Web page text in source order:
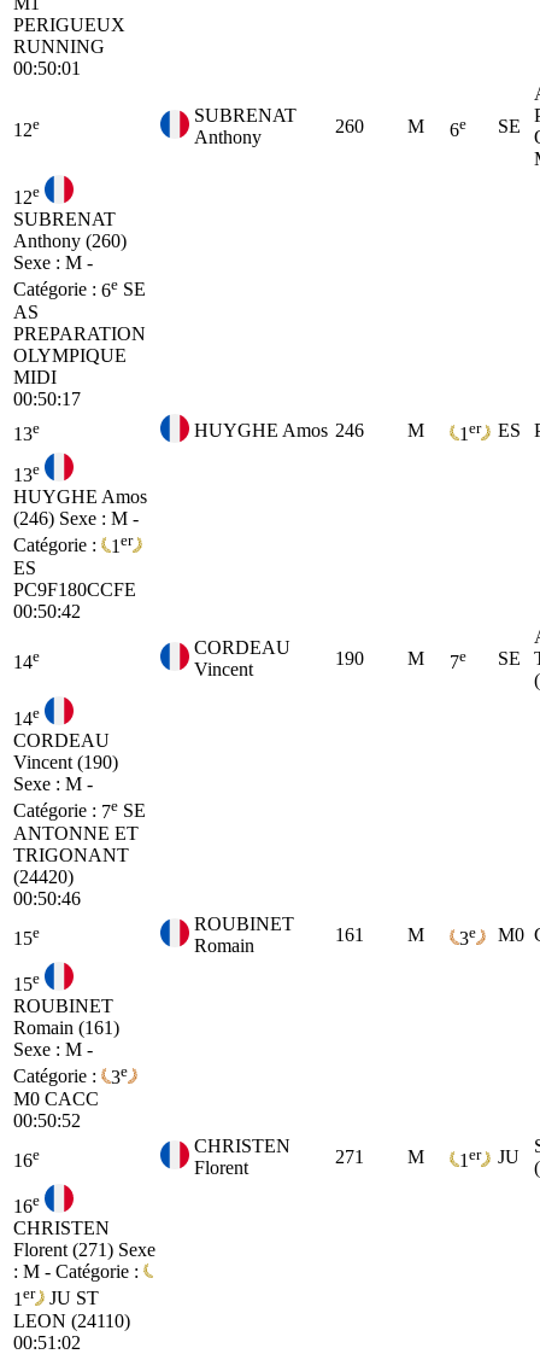
PERIGUEUX
RUNNING
00:50:01
12e
SUBRENAT
Anthony
260 M 6e SE
12e
SUBRENAT
Anthony (260)
Sexe : M -
Catégorie : 6e SE
AS
PREPARATION
OLYMPIQUE
MIDI
00:50:17
13e HUYGHE Amos 246 M 1 er ES
13e
HUYGHE Amos
(246) Sexe : M -
Catégorie :
1 er
ES
PC9F180CCFE
00:50:42
14e
CORDEAU
Vincent
190 M 7e SE
14e
CORDEAU
Vincent (190)
Sexe : M -
Catégorie : 7e SE
ANTONNE ET
TRIGONANT
(24420)
00:50:46
15e
ROUBINET
Romain
161 M 3e M0
15e
ROUBINET
Romain (161)
Sexe : M -
Catégorie :
3e
M0 CACC
00:50:52
16e
CHRISTEN
Florent
271 M 1 er JU
16e
CHRISTEN
Florent (271) Sexe
: M - Catégorie :
1 er JU ST
LEON (24110)
00:51:02